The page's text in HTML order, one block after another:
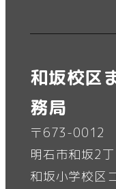
和坂校区
務局
〒673-0012
明石市和坂2
和坂小学校区